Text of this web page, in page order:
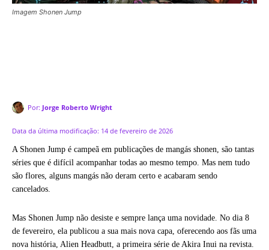
Imagem Shonen Jump
Por: Jorge Roberto Wright
Data da última modificação: 14 de fevereiro de 2026
A Shonen Jump é campeã em publicações de mangás shonen, são tantas
séries que é difícil acompanhar todas ao mesmo tempo. Mas nem tudo
são flores, alguns mangás não deram certo e acabaram sendo
cancelados.
Mas Shonen Jump não desiste e sempre lança uma novidade. No dia 8
de fevereiro, ela publicou a sua mais nova capa, oferecendo aos fãs uma
nova história, Alien Headbutt, a primeira série de Akira Inui na revista.